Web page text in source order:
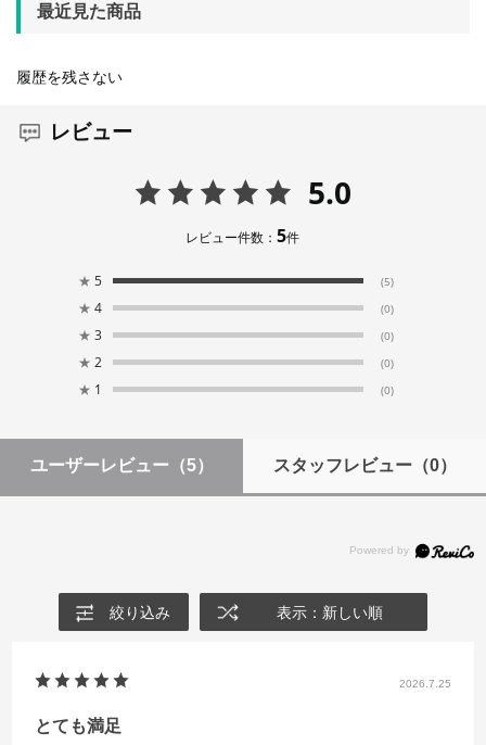
最近見た商品
履歴を残さない
レビュー
5.0
レビュー件数：5件
★ 5 (5)
★ 4 (0)
★ 3 (0)
★ 2 (0)
★ 1 (0)
ユーザーレビュー （5） スタッフレビュー（0）
絞り込み 表示：新しい順
2026.7.25
とても満足